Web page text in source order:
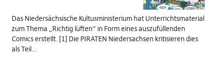
Das Niedersächsische Kultusministerium hat Unterrichtsmaterial
zum Thema „Richtig lüften“ in Form eines auszufüllenden
Comics erstellt. [1] Die PIRATEN Niedersachsen kritisieren dies
als Teil…